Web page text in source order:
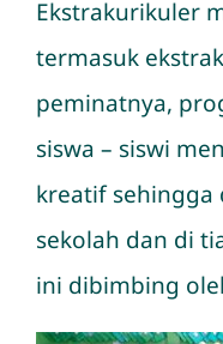
Ekstrakurikuler
termasuk
peminatnya,
siswa – siswi
kreatif sehingga
sekolah dan di
ini dibimbing